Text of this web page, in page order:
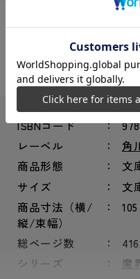
ISBNコード
レーベル
角
商品形態
文
サイズ
文
商品寸法（横/
縦/束幅）
総ページ数
シリーズ
魔